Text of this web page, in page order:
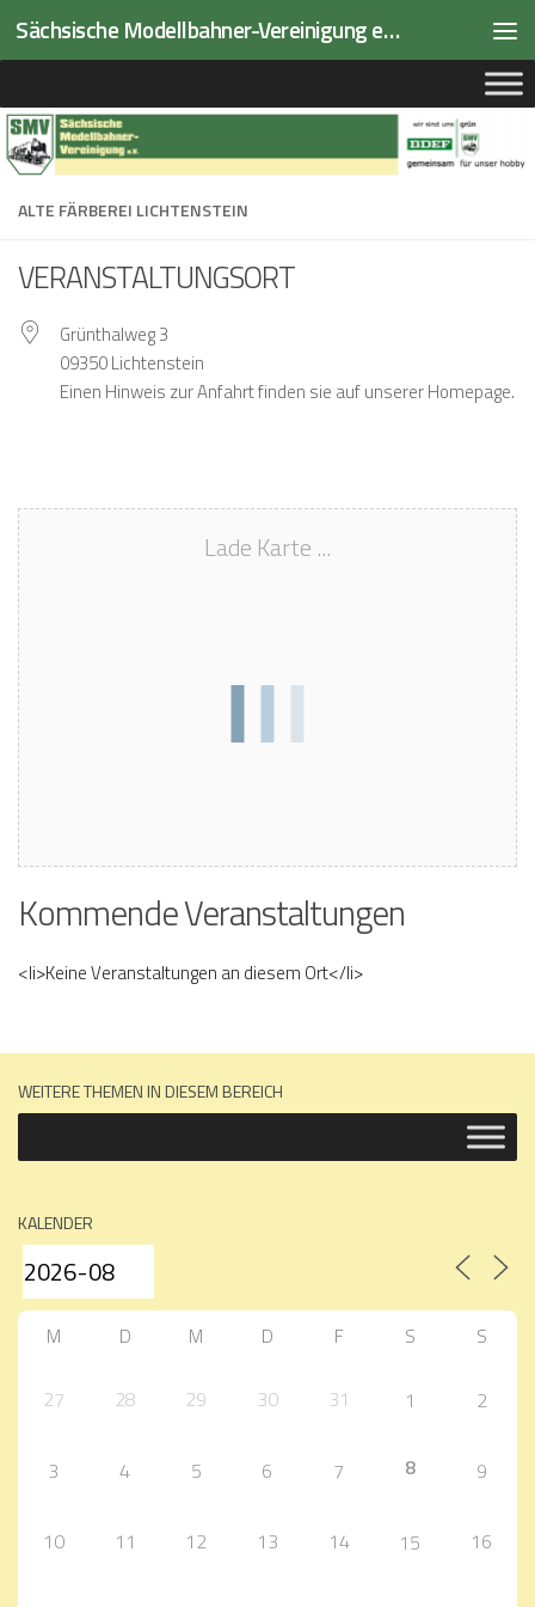
Zum Inhalt springen Sächsische Modellbahner-Vereinigung e.V.
ALTE FÄRBEREI LICHTENSTEIN
VERANSTALTUNGSORT
Grünthalweg 3
09350 Lichtenstein
Einen Hinweis zur Anfahrt finden sie auf unserer Homepage.
Lade Karte ...
Kommende Veranstaltungen
<li>Keine Veranstaltungen an diesem Ort</li>
WEITERE THEMEN IN DIESEM BEREICH
KALENDER
M D M D F S S
27 28 29 30 31 1 2
3 4 5 6 7 8 9
10 11 12 13 14 15 16